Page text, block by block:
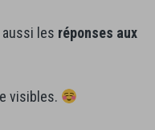
aussi les réponses aux
visibles.